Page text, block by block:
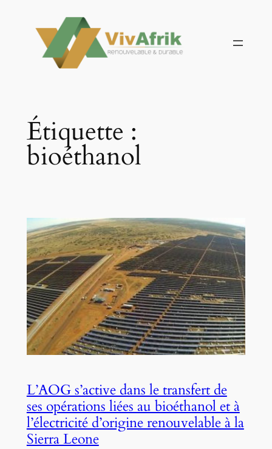
contenu
Étiquette :
bioéthanol
L’AOG s’active dans le transfert de
ses opérations liées au bioéthanol et à
l’électricité d’origine renouvelable à la
Sierra Leone